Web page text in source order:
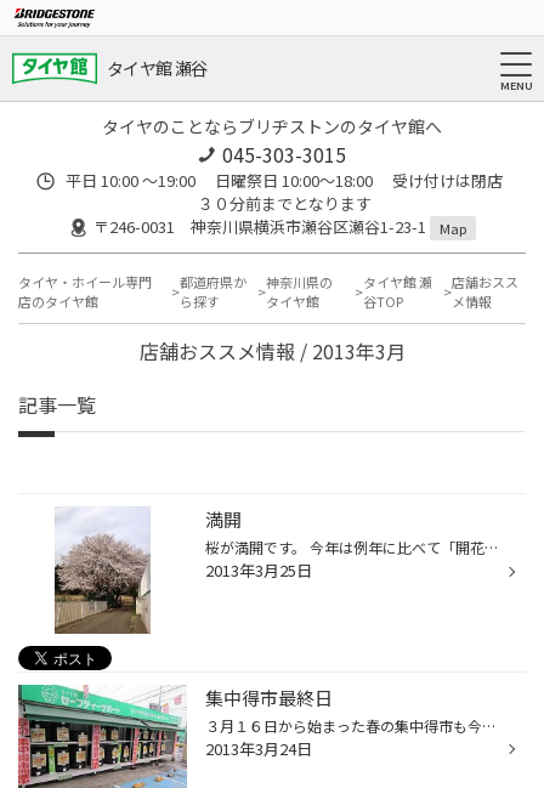
タイヤ館 瀬谷
タイヤのことならブリヂストンのタイヤ館へ
045-303-3015
平日 10:00 ～19:00 日曜祭日 10:00～18:00 受け付けは閉店
３０分前までとなります
〒246-0031 神奈川県横浜市瀬谷区瀬谷1-23-1
Map
タイヤ・ホイール専門
店のタイヤ館
都道府県か
ら探す
神奈川県の
タイヤ館
タイヤ館 瀬
谷TOP
店舗おスス
メ情報
店舗おススメ情報 / 2013年3月
記事一覧
満開
桜が満開です。 今年は例年に比べて「開花が早い」！ この様子ですと入学式に桜が無い！なんてことも・・・ それでも今年の冬は例年以上に過酷でしたので一日でも早く 暖かくなってくれればOKではないでしょうか？ 今年も私のお気に入りの一本が見事に満開となりました。 花粉症の症状も少しずつで...
2013年3月25日
集中得市最終日
３月１６日から始まった春の集中得市も今日が最終日！ 天気もよく、朝からたくさんのお客様にご来店いただきました。 今年は例年よりも春の訪れが早い影響で、 スタッドレスタイヤから夏タイヤに履き替える方がこの時期にしては多いです。 本日も開店と同時に多くのお客様がいらっしゃいました。 当...
2013年3月24日